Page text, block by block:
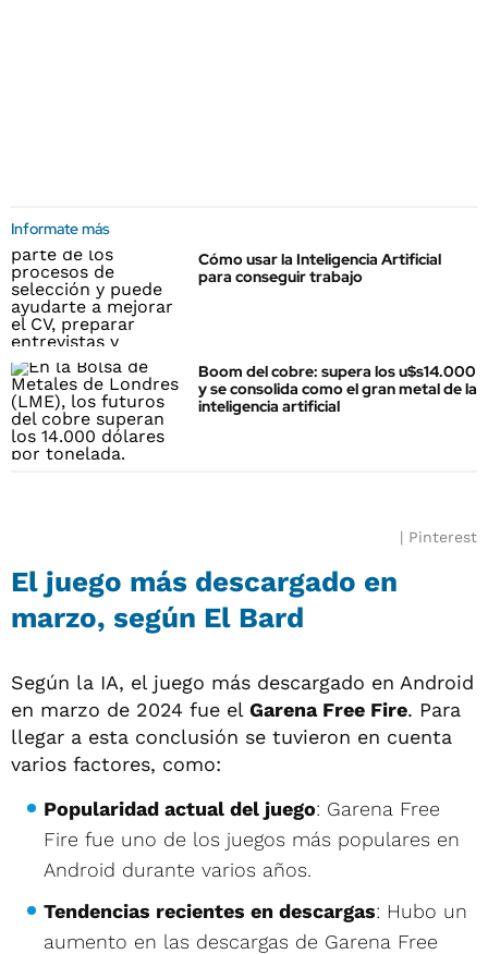
Informate más
Cómo usar la Inteligencia Artificial
para conseguir trabajo
Boom del cobre: supera los u$s14.000
y se consolida como el gran metal de la
inteligencia artificial
Pinterest
El juego más descargado en
marzo, según El Bard
Según la IA, el juego más descargado en Android
en marzo de 2024 fue el Garena Free Fire. Para
llegar a esta conclusión se tuvieron en cuenta
varios factores, como:
Popularidad actual del juego: Garena Free
Fire fue uno de los juegos más populares en
Android durante varios años.
Tendencias recientes en descargas: Hubo un
aumento en las descargas de Garena Free